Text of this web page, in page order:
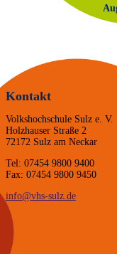
Kontakt
Volkshochschule Sulz e. V.
Holzhauser Straße 2
72172 Sulz am Neckar
Tel: 07454 9800 9400
Fax: 07454 9800 9450
info@vhs-sulz.de